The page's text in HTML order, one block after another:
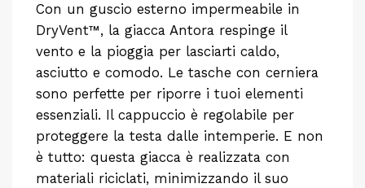
Con un guscio esterno impermeabile in
DryVent™, la giacca Antora respinge il
vento e la pioggia per lasciarti caldo,
asciutto e comodo. Le tasche con cerniera
sono perfette per riporre i tuoi elementi
essenziali. Il cappuccio è regolabile per
proteggere la testa dalle intemperie. E non
è tutto: questa giacca è realizzata con
materiali riciclati, minimizzando il suo